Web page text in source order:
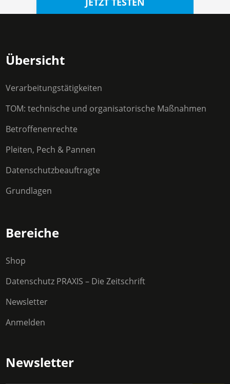
Übersicht
Verarbeitungstätigkeiten
TOM: technische und organisatorische Maßnahmen
Betroffenenrechte
Pleiten, Pech & Pannen
Datenschutzbeauftragte
Grundlagen
Bereiche
Shop
Datenschutz PRAXIS – Die Zeitschrift
Newsletter
Anmelden
Newsletter